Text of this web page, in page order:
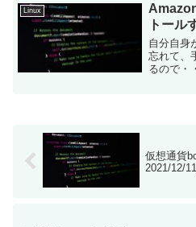
Linux
トール
自分自身
忘れて、
るので・
仮想通貨
2021/12/